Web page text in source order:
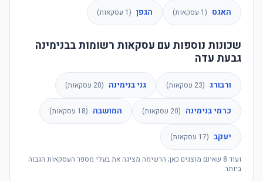
האגס (
1 עסקאות) הגפן (
1 עסקאות)
שכונות נוספות עם עסקאות רשומות בבנימינה
גבעת עדה
ורבורג (
23 עסקאות) גני בנימינה (
20 עסקאות)
כרמי בנימינה (
20 עסקאות) המושבה (
18 עסקאות)
יעקב (
17 עסקאות)
ועוד 8 שאינם מוצגים כאן; הרשימה מציגה את בעלי מספר העסקאות הגבוה
ביותר.